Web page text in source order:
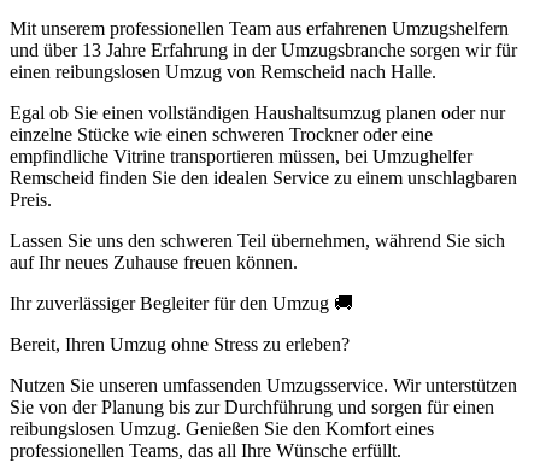
Mit unserem professionellen Team aus erfahrenen Umzugshelfern
und über 13 Jahre Erfahrung in der Umzugsbranche sorgen wir für
einen reibungslosen Umzug von Remscheid nach Halle.
Egal ob Sie einen vollständigen Haushaltsumzug planen oder nur
einzelne Stücke wie einen schweren Trockner oder eine
empfindliche Vitrine transportieren müssen, bei Umzughelfer
Remscheid finden Sie den idealen Service zu einem unschlagbaren
Preis.
Lassen Sie uns den schweren Teil übernehmen, während Sie sich
auf Ihr neues Zuhause freuen können.
Ihr zuverlässiger Begleiter für den Umzug 🚚
Bereit, Ihren Umzug ohne Stress zu erleben?
Nutzen Sie unseren umfassenden Umzugsservice. Wir unterstützen
Sie von der Planung bis zur Durchführung und sorgen für einen
reibungslosen Umzug. Genießen Sie den Komfort eines
professionellen Teams, das all Ihre Wünsche erfüllt.